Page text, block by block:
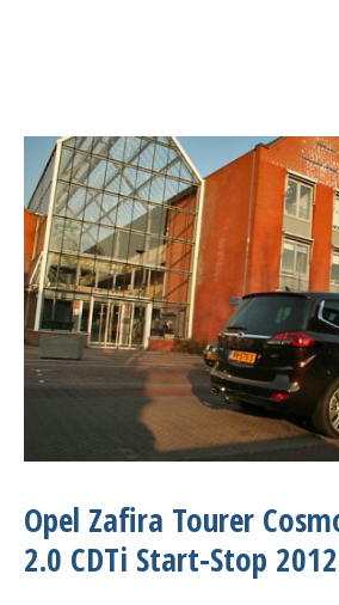
Opel Zafira Tourer
2.0 CDTi Start-Stop